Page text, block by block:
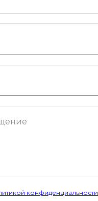
конфиденциальности